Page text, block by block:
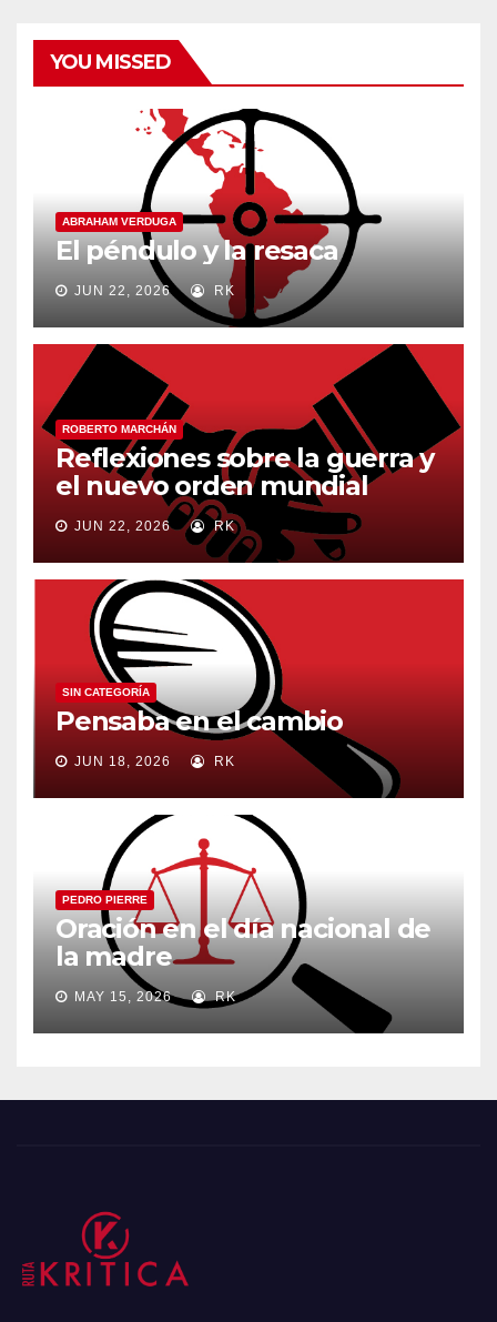
YOU MISSED
ABRAHAM VERDUGA
El péndulo y la resaca
JUN 22, 2026 RK
ROBERTO MARCHÁN
Reflexiones sobre la guerra y
el nuevo orden mundial
JUN 22, 2026 RK
SIN CATEGORÍA
Pensaba en el cambio
JUN 18, 2026 RK
PEDRO PIERRE
Oración en el día nacional de
la madre
MAY 15, 2026 RK